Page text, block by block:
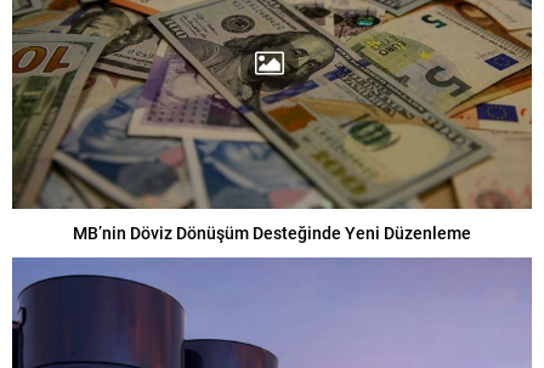
MB’nin Döviz Dönüşüm Desteğinde Yeni Düzenleme